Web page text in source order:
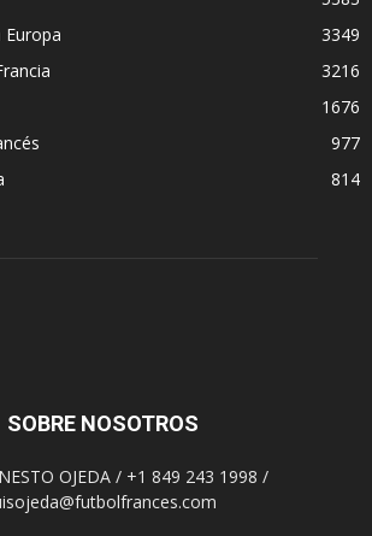
Europa
3349
3216
1676
977
814
SOBRE NOSOTROS
OJEDA / +1 849 243 1998 /